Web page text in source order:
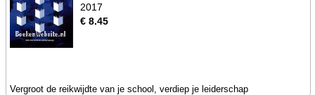
2017
€ 8.45
Vergroot de reikwijdte van je school, verdiep je leiderschap